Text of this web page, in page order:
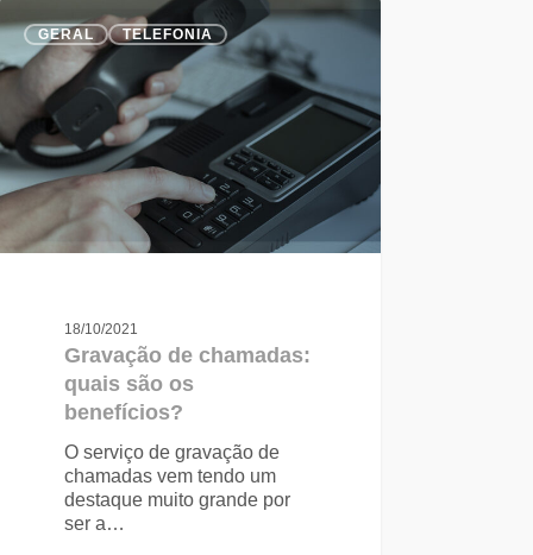
GERAL TELEFONIA
18/10/2021
Gravação de chamadas:
quais são os
benefícios?
O serviço de gravação de
chamadas vem tendo um
destaque muito grande por
ser a…